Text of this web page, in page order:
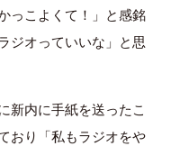
っこよくて！」と感銘
ジオっていいな」と思
新内に手紙を送ったこ
おり「私もラジオをや